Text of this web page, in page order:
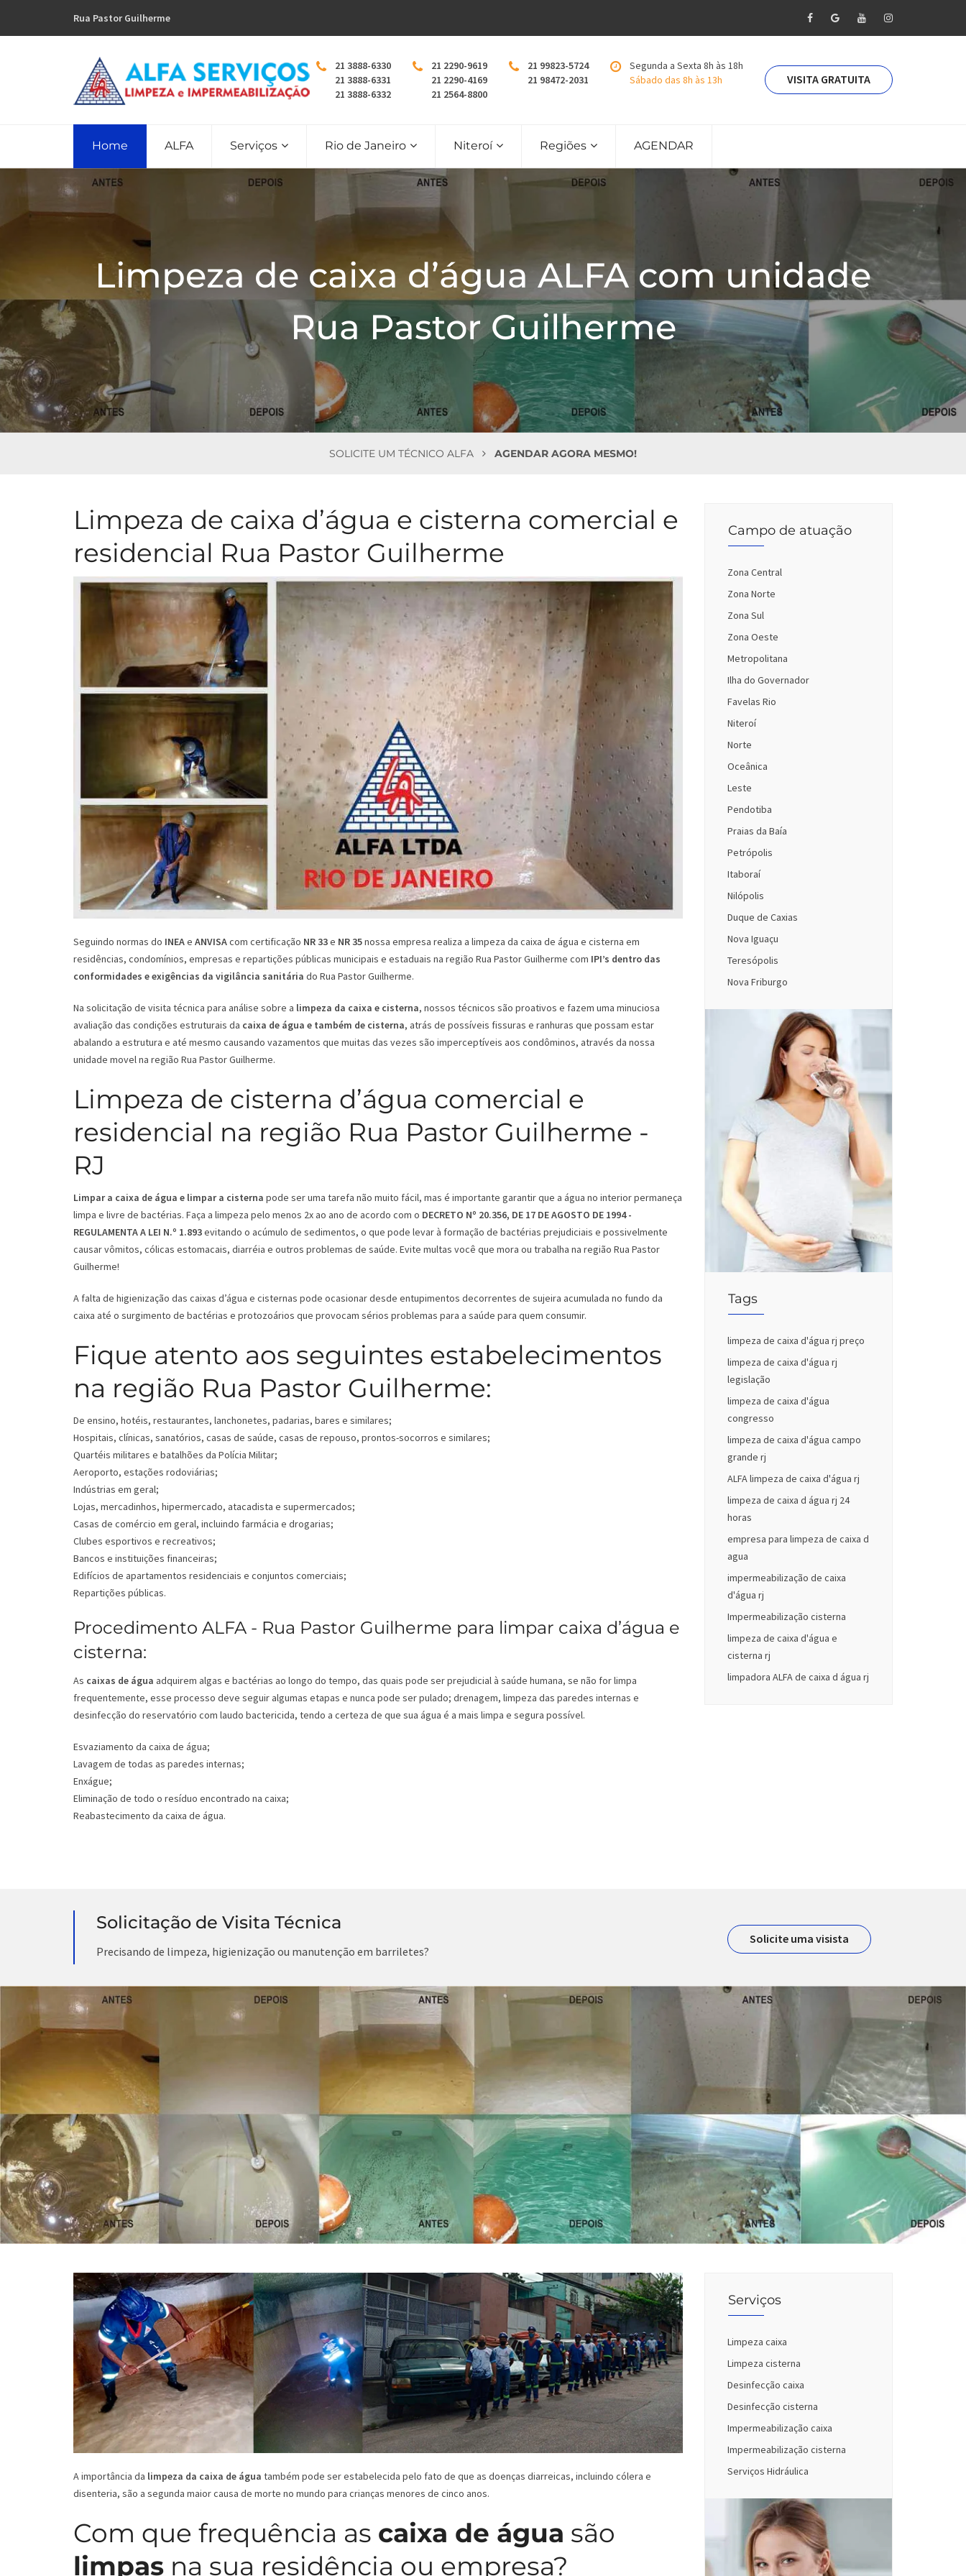
Rua Pastor Guilherme
21 3888-6330
21 3888-6331
21 3888-6332
21 2290-9619
21 2290-4169
21 2564-8800
21 99823-5724
21 98472-2031
Segunda a Sexta 8h às 18h
Sábado das 8h às 13h
VISITA GRATUITA
Home ALFA Serviços Rio de Janeiro Niteroí Regiões AGENDAR
Limpeza de caixa d’água ALFA com unidade
Rua Pastor Guilherme
SOLICITE UM TÉCNICO ALFA AGENDAR AGORA MESMO!
Campo de atuação
Zona Central
Zona Norte
Zona Sul
Zona Oeste
Metropolitana
Ilha do Governador
Favelas Rio
Niteroí
Norte
Oceânica
Leste
Pendotiba
Praias da Baía
Petrópolis
Itaboraí
Nilópolis
Duque de Caxias
Nova Iguaçu
Teresópolis
Nova Friburgo
Tags
limpeza de caixa d'água rj preço
limpeza de caixa d'água rj
legislação
limpeza de caixa d'água
congresso
limpeza de caixa d'água campo
grande rj
ALFA limpeza de caixa d'água rj
limpeza de caixa d água rj 24
horas
empresa para limpeza de caixa d
agua
impermeabilização de caixa
d'água rj
Impermeabilização cisterna
limpeza de caixa d'água e
cisterna rj
limpadora ALFA de caixa d água rj
Limpeza de caixa d’água e cisterna comercial e
residencial Rua Pastor Guilherme
Seguindo normas do INEAe ANVISAcom certificação NR 33e NR 35nossa empresa realiza a limpeza da caixa de água e cisterna em
residências, condomínios, empresas e repartições públicas municipais e estaduais na região Rua Pastor Guilherme com IPI’s dentro das
conformidades e exigências da vigilância sanitária do Rua Pastor Guilherme.
Na solicitação de visita técnica para análise sobre a limpeza da caixa e cisterna, nossos técnicos são proativos e fazem uma minuciosa
avaliação das condições estruturais da caixa de água e também de cisterna, atrás de possíveis fissuras e ranhuras que possam estar
abalando a estrutura e até mesmo causando vazamentos que muitas das vezes são imperceptíveis aos condôminos, através da nossa
unidade movel na região Rua Pastor Guilherme.
Limpeza de cisterna d’água comercial e
residencial na região Rua Pastor Guilherme -
RJ
Limpar a caixa de água e limpar a cisterna pode ser uma tarefa não muito fácil, mas é importante garantir que a água no interior permaneça
limpa e livre de bactérias. Faça a limpeza pelo menos 2x ao ano de acordo com o DECRETO Nº 20.356, DE 17 DE AGOSTO DE 1994 -
REGULAMENTA A LEI N.º 1.893evitando o acúmulo de sedimentos, o que pode levar à formação de bactérias prejudiciais e possivelmente
causar vômitos, cólicas estomacais, diarréia e outros problemas de saúde. Evite multas você que mora ou trabalha na região Rua Pastor
Guilherme!
A falta de higienização das caixas d’água e cisternas pode ocasionar desde entupimentos decorrentes de sujeira acumulada no fundo da
caixa até o surgimento de bactérias e protozoários que provocam sérios problemas para a saúde para quem consumir.
Fique atento aos seguintes estabelecimentos
na região Rua Pastor Guilherme:
De ensino, hotéis, restaurantes, lanchonetes, padarias, bares e similares;
Hospitais, clínicas, sanatórios, casas de saúde, casas de repouso, prontos-socorros e similares;
Quartéis militares e batalhões da Polícia Militar;
Aeroporto, estações rodoviárias;
Indústrias em geral;
Lojas, mercadinhos, hipermercado, atacadista e supermercados;
Casas de comércio em geral, incluindo farmácia e drogarias;
Clubes esportivos e recreativos;
Bancos e instituições financeiras;
Edifícios de apartamentos residenciais e conjuntos comerciais;
Repartições públicas.
Procedimento ALFA - Rua Pastor Guilherme para limpar caixa d’água e
cisterna:
As caixas de água adquirem algas e bactérias ao longo do tempo, das quais pode ser prejudicial à saúde humana, se não for limpa
frequentemente, esse processo deve seguir algumas etapas e nunca pode ser pulado; drenagem, limpeza das paredes internas e
desinfecção do reservatório com laudo bactericida, tendo a certeza de que sua água é a mais limpa e segura possível.
Esvaziamento da caixa de água;
Lavagem de todas as paredes internas;
Enxágue;
Eliminação de todo o resíduo encontrado na caixa;
Reabastecimento da caixa de água.
Solicitação de Visita Técnica
Precisando de limpeza, higienização ou manutenção em barriletes?
Solicite uma visista
Serviços
Limpeza caixa
Limpeza cisterna
Desinfecção caixa
Desinfecção cisterna
Impermeabilização caixa
Impermeabilização cisterna
Serviços Hidráulica
A importância da limpeza da caixa de água também pode ser estabelecida pelo fato de que as doenças diarreicas, incluindo cólera e
disenteria, são a segunda maior causa de morte no mundo para crianças menores de cinco anos.
Com que frequência as caixa de água são
limpas na sua residência ou empresa?